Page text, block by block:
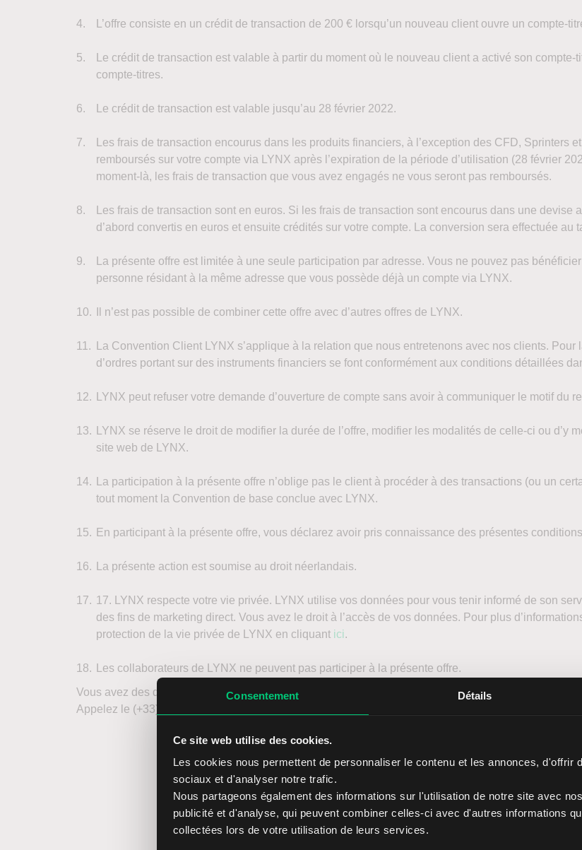
Consentement Détails
Ce site web utilise des cookies.
Les cookies nous permettent de personnaliser le contenu et les annonces, d'offrir
sociaux et d'analyser notre trafic.
Nous partageons également des informations sur l'utilisation de notre site avec
publicité et d'analyse, qui peuvent combiner celles-ci avec d'autres informations
collectées lors de votre utilisation de leurs services.
L’offre consiste en un crédit de transaction de 200 € lorsqu’un nouveau client ouvre un compte-
Le crédit de transaction est valable à partir du moment où le nouveau client a activé son
compte-titres.
Le crédit de transaction est valable jusqu’au 28 février 2022.
Les frais de transaction encourus dans les produits financiers, à l’exception des CFD, Sprinters
remboursés sur votre compte via LYNX après l’expiration de la période d’utilisation (28 février
moment-là, les frais de transaction que vous avez engagés ne vous seront pas remboursés.
Les frais de transaction sont en euros. Si les frais de transaction sont encourus dans une devise
d’abord convertis en euros et ensuite crédités sur votre compte. La conversion sera effectuée
La présente offre est limitée à une seule participation par adresse. Vous ne pouvez pas
personne résidant à la même adresse que vous possède déjà un compte via LYNX.
Il n’est pas possible de combiner cette offre avec d’autres offres de LYNX.
La Convention Client LYNX s’applique à la relation que nous entretenons avec nos clients. Pour
d’ordres portant sur des instruments financiers se font conformément aux conditions détaillées
LYNX peut refuser votre demande d’ouverture de compte sans avoir à communiquer le motif du
LYNX se réserve le droit de modifier la durée de l’offre, modifier les modalités de celle-ci ou d’y
site web de LYNX.
La participation à la présente offre n’oblige pas le client à procéder à des transactions (ou un
tout moment la Convention de base conclue avec LYNX.
En participant à la présente offre, vous déclarez avoir pris connaissance des présentes
La présente action est soumise au droit néerlandais.
17. LYNX respecte votre vie privée. LYNX utilise vos données pour vous tenir informé de son
des fins de marketing direct. Vous avez le droit à l’accès de vos données. Pour plus
protection de la vie privée de LYNX en cliquant ici.
Les collaborateurs de LYNX ne peuvent pas participer à la présente offre.
Vous avez des questions sur cette offre ?
Appelez le (+33) 09 75 18 73 93 ou envoyez un courriel à info@lynxbroker.fr.